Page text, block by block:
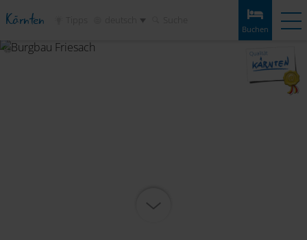
Kärnten Buchen